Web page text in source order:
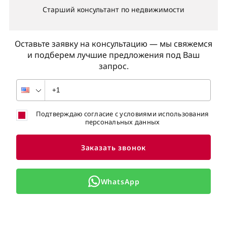
Оставьте заявку на консультацию — мы свяжемся
и подберем лучшие предложения под Ваш
запрос.
Старший консультант по недвижимости
Подтверждаю согласие с условиями использования
персональных данных
Заказать звонок
WhatsApp